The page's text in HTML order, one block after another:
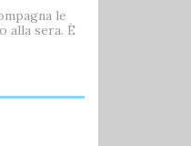
le
alla sera. È